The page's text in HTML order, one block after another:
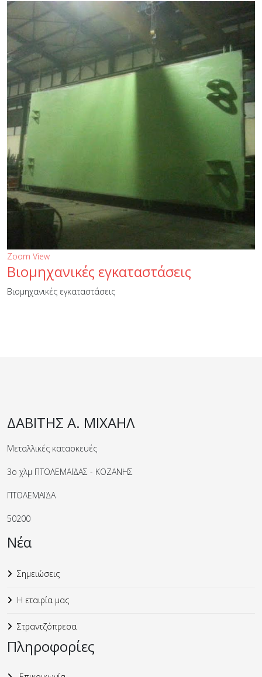
Zoom View
Βιομηχανικές εγκαταστάσεις
Βιομηχανικές εγκαταστάσεις
ΔΑΒΙΤΗΣ Α. ΜΙΧΑΗΛ
Μεταλλικές κατασκευές
3ο χλμ ΠΤΟΛΕΜΑΪΔΑΣ - ΚΟΖΑΝΗΣ
ΠΤΟΛΕΜΑΪΔΑ
50200
Νέα
Σημειώσεις
Η εταιρία μας
Στραντζόπρεσα
Πληροφορίες